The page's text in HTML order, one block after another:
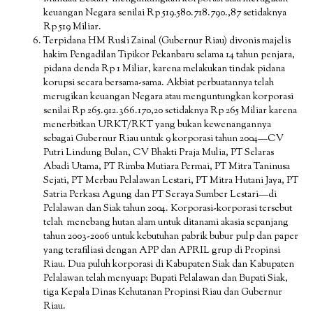
keuangan Negara senilai Rp 519.580.718.790.,87 setidaknya
Rp 519 Miliar.
Terpidana HM Rusli Zainal (Gubernur Riau) divonis majelis
hakim Pengadilan Tipikor Pekanbaru selama 14 tahun penjara,
pidana denda Rp 1 Miliar, karena melakukan tindak pidana
korupsi secara bersama-sama. Akbiat perbuatannya telah
merugikan keuangan Negara atau menguntungkan korporasi
senilai Rp 265.912.366.170,20 setidaknya Rp 265 Miliar karena
menerbitkan URKT/RKT yang bukan kewenangannya
sebagai Gubernur Riau untuk 9 korporasi tahun 2004—CV
Putri Lindung Bulan, CV Bhakti Praja Mulia, PT Selaras
Abadi Utama, PT Rimba Mutiara Permai, PT Mitra Taninusa
Sejati, PT Merbau Pelalawan Lestari, PT Mitra Hutani Jaya, PT
Satria Perkasa Agung dan PT Seraya Sumber Lestari—di
Pelalawan dan Siak tahun 2004. Korporasi-korporasi tersebut
telah menebang hutan alam untuk ditanami akasia sepanjang
tahun 2003-2006 untuk kebutuhan pabrik bubur pulp dan paper
yang terafiliasi dengan APP dan APRIL grup di Propinsi
Riau. Dua puluh korporasi di Kabupaten Siak dan Kabupaten
Pelalawan telah menyuap: Bupati Pelalawan dan Bupati Siak,
tiga Kepala Dinas Kehutanan Propinsi Riau dan Gubernur
Riau.